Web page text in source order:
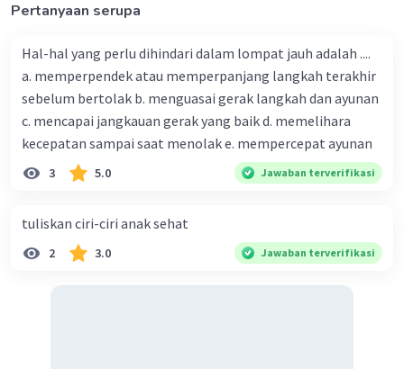
Pertanyaan serupa
Hal-hal yang perlu dihindari dalam lompat jauh adalah ....
a. memperpendek atau memperpanjang langkah terakhir
sebelum bertolak b. menguasai gerak langkah dan ayunan
c. mencapai jangkauan gerak yang baik d. memelihara
kecepatan sampai saat menolak e. mempercepat ayunan
3 5.0 Jawaban terverifikasi
tuliskan ciri-ciri anak sehat
2 3.0 Jawaban terverifikasi